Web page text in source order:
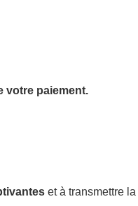
votre paiement.
et à transmettre